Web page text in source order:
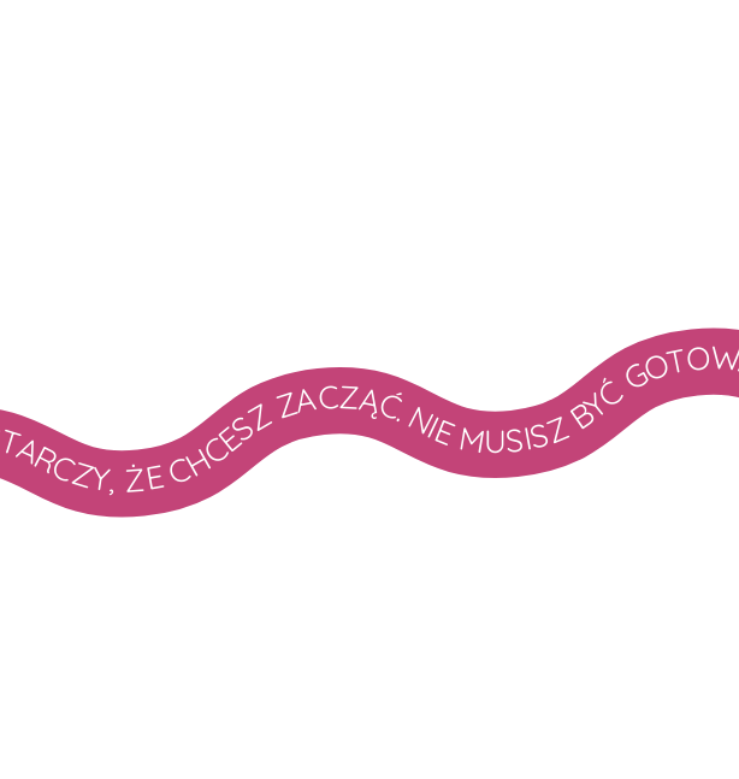
NIE MUSISZ BYĆ GOTOWA. WYSTARCZY, ŻE CHCESZ ZACZĄĆ. NIE MUSISZ BYĆ GOTOWA. WYSTARCZY, ŻE CHCESZ ZACZĄĆ. NIE MUSISZ BYĆ GOTOWA. WYSTARCZY, ŻE CHCESZ ZACZĄĆ. NIE MUSISZ BYĆ GOTOWA.